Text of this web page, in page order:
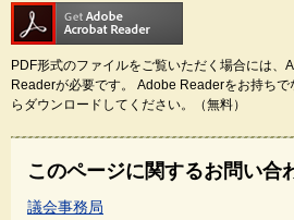
PDF形式のファイルをご覧いただく場合には、
Readerが必要です。
Adobe Readerをお持ちで
らダウンロードしてください。（無料）
このページに関するお問い合
議会事務局